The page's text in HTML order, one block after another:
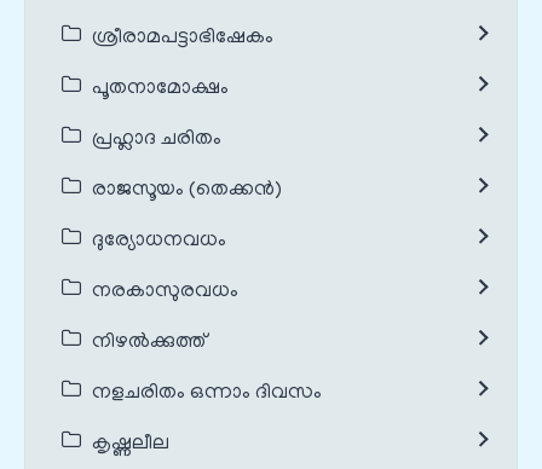
ശ്രീരാമപട്ടാഭിഷേകം
പൂതനാമോക്ഷം
പ്രഹ്ലാദ ചരിതം
രാജസൂയം (തെക്കൻ)
ദുര്യോധനവധം
നരകാസുരവധം
നിഴൽക്കുത്ത്
നളചരിതം ഒന്നാം ദിവസം
കൃഷ്ണലീല